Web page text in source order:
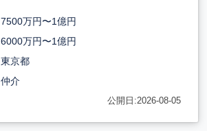
7500万円〜1億円
6000万円〜1億円
東京都
仲介
公開日:2026-08-05